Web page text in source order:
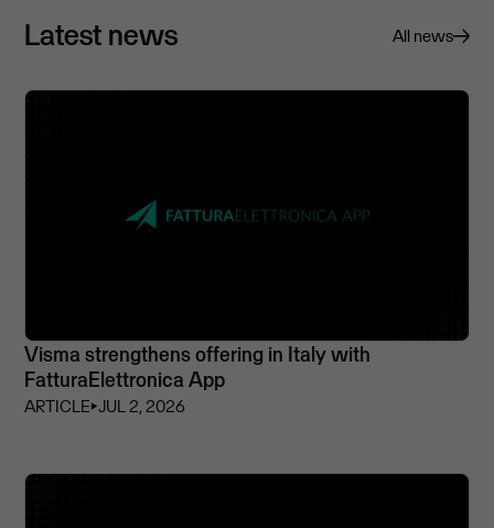
Latest news All news
Visma strengthens offering in Italy with
FatturaElettronica App
ARTICLE⏵JUL 2, 2026